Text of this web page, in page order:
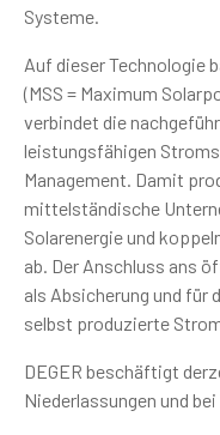
Systeme.
Auf dieser Technologie
(MSS = Maximum
verbindet die
leistungsfähigen
Management. Damit
mittelständische
Solarenergie und
ab. Der Anschluss ans
als Absicherung und für
selbst produzierte
DEGER beschäftigt
Niederlassungen und